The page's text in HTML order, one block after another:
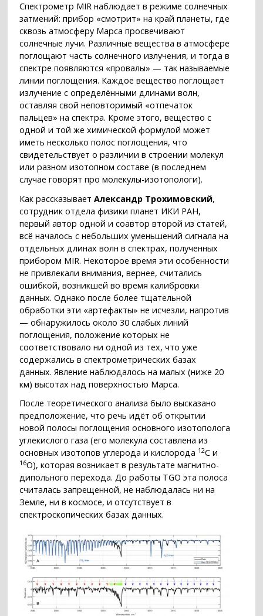
Спектрометр MIR наблюдает в режиме солнечных
затмений: прибор «смотрит» на край планеты, где
сквозь атмосферу Марса просвечивают
солнечные лучи. Различные вещества в атмосфере
поглощают часть солнечного излучения, и тогда в
спектре появляются «провалы» — так называемые
линии поглощения. Каждое вещество поглощает
излучение с определёнными длинами волн,
оставляя свой неповторимый «отпечаток
пальцев» на спектра. Кроме этого, вещество с
одной и той же химической формулой может
иметь несколько полос поглощения, что
свидетельствует о различии в строении молекул
или разном изотопном составе (в последнем
случае говорят про молекулы-изотопологи).
Как рассказываетАлександр Трохимовский,
сотрудник отдела физики планет ИКИ РАН,
первый автор одной и соавтор второй из статей,
всё началось с небольших уменьшений сигнала на
отдельных длинах волн в спектрах, полученных
прибором MIR. Некоторое время эти особенности
не привлекали внимания, вернее, считались
ошибкой, возникшей во время калибровки
данных. Однако после более тщательной
обработки эти «артефакты» не исчезли, напротив
— обнаружилось около 30 слабых линий
поглощения, положение которых не
соответствовало ни одной из тех, что уже
содержались в спектрометрических базах
данных. Явление наблюдалось на малых (ниже 20
км) высотах над поверхностью Марса.
После теоретического анализа было высказано
предположение, что речь идёт об открытии
новой полосы поглощения основного изотополога
углекислого газа (его молекула составлена из
основных изотопов углерода и кислорода 12С и
16O), которая возникает в результате магнитно-
дипольного перехода. До работы TGO эта полоса
считалась запрещенной, не наблюдалась ни на
Земле, ни в космосе, и отсутствует в
спектроскопических базах данных.